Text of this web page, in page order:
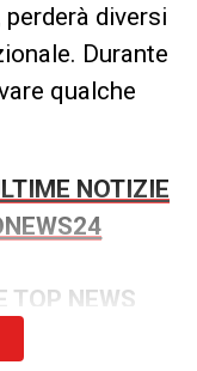
diversi
Durante
qualche
NOTIZIE
TOP NEWS